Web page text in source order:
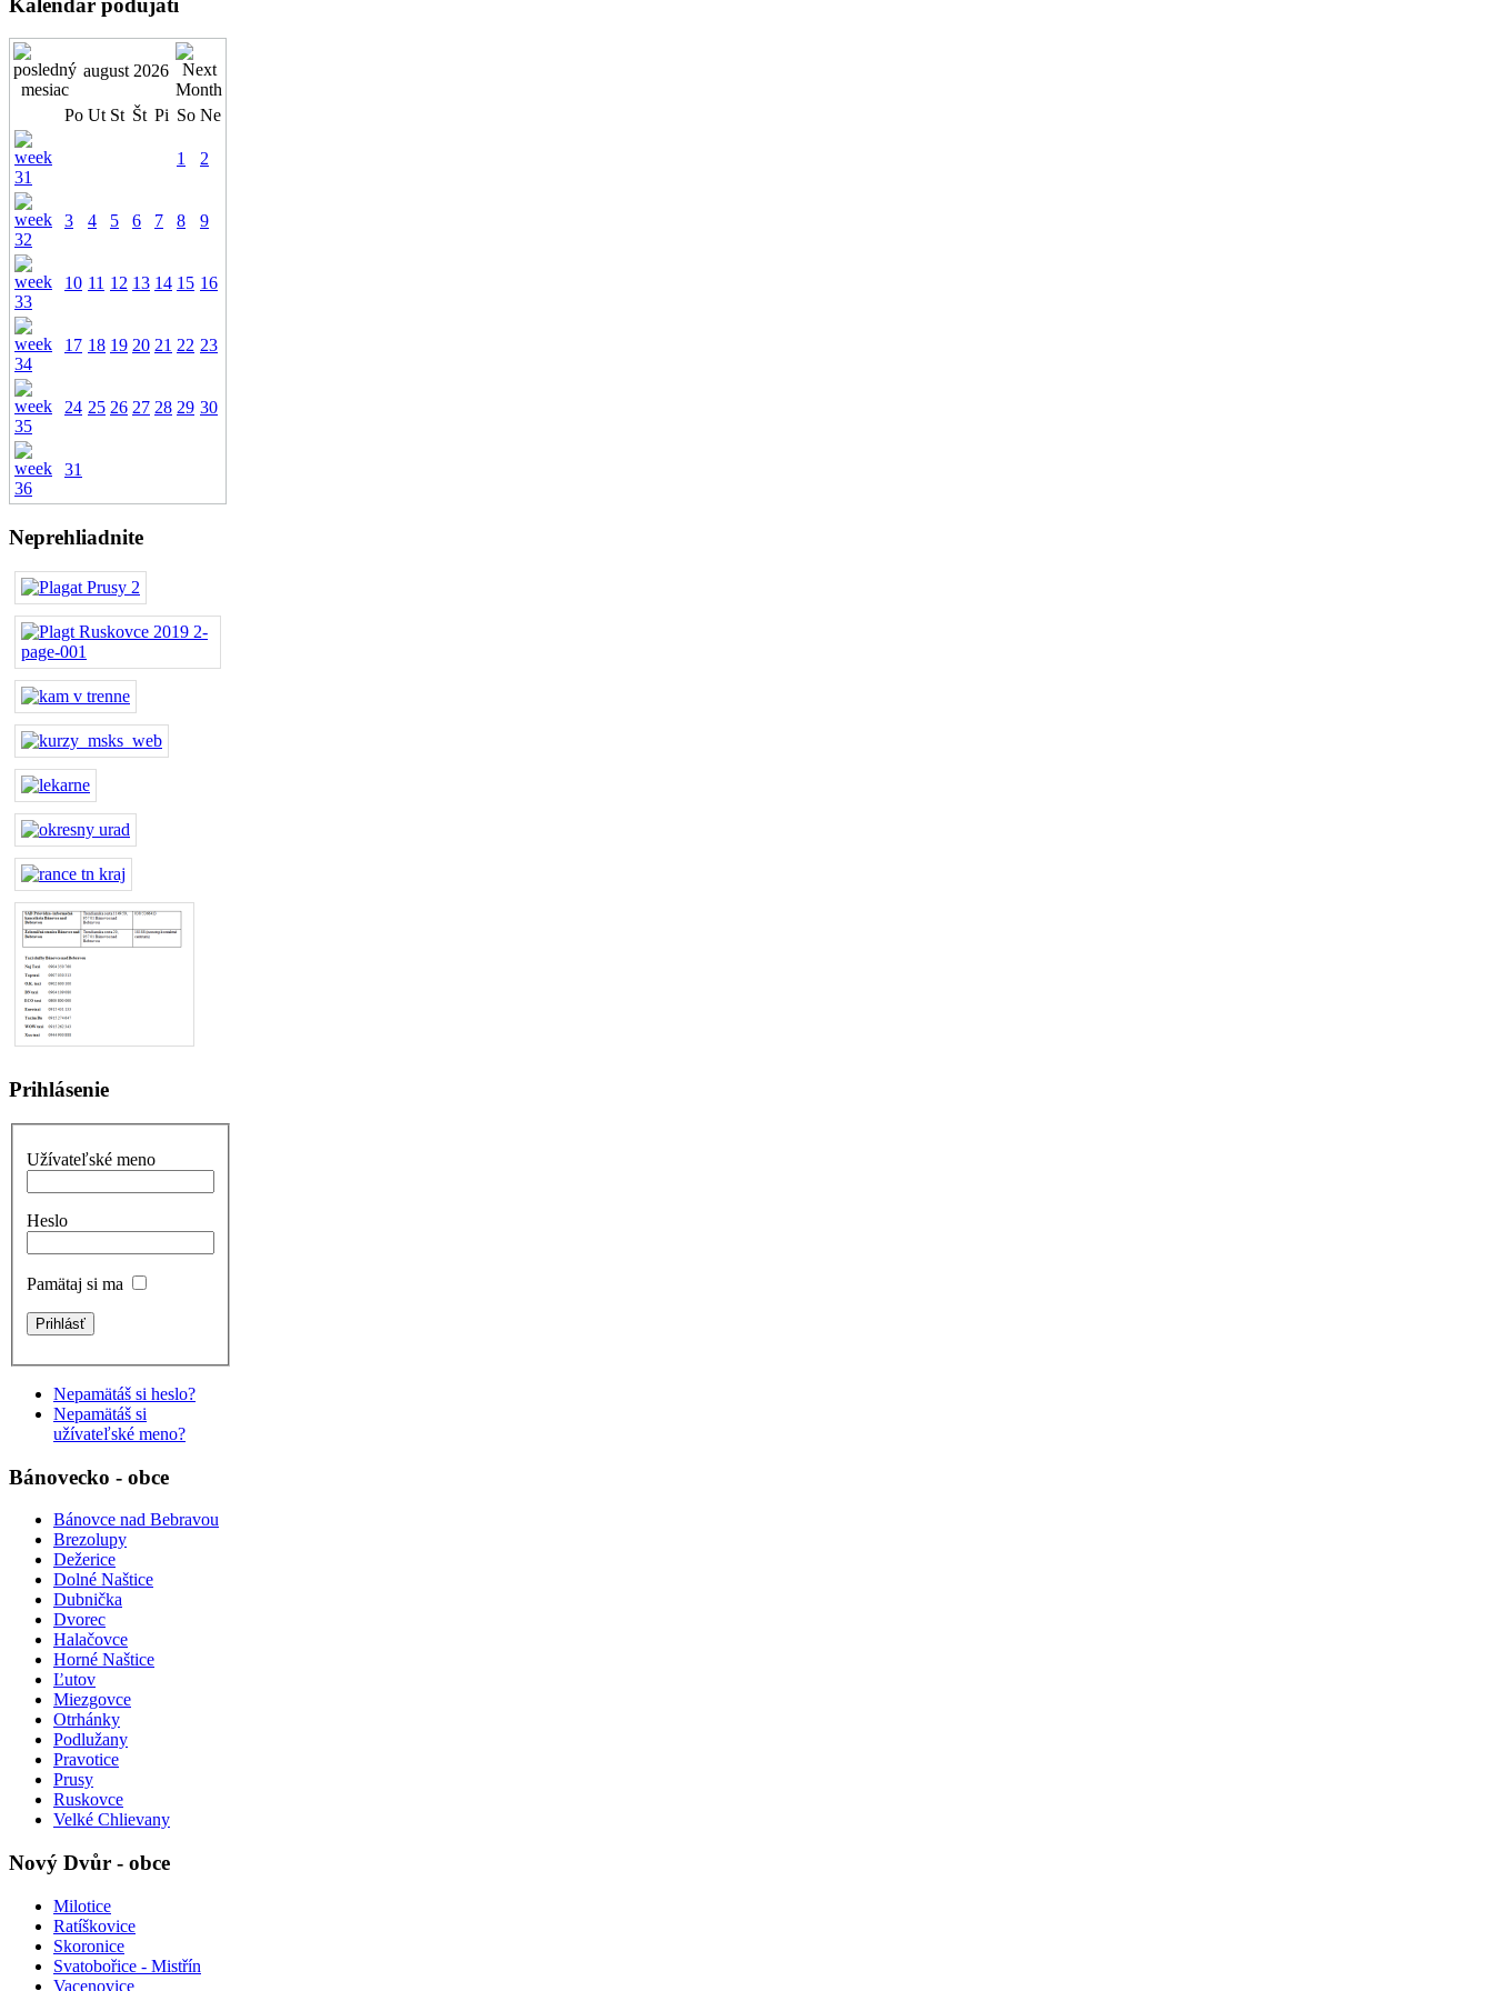
august 2026
Po Ut St Št Pi So Ne
1 2
3 4 5 6 7 8 9
10 11 12 13 14 15 16
17 18 19 20 21 22 23
24 25 26 27 28 29 30
31
Neprehliadnite
Prihlásenie
Užívateľské meno
Heslo
Pamätaj si ma
Nepamätáš si heslo?
Nepamätáš si
užívateľské meno?
Bánovecko - obce
Bánovce nad Bebravou
Brezolupy
Dežerice
Dolné Naštice
Dubnička
Dvorec
Halačovce
Horné Naštice
Ľutov
Miezgovce
Otrhánky
Podlužany
Pravotice
Prusy
Ruskovce
Velké Chlievany
Nový Dvůr - obce
Milotice
Ratíškovice
Skoronice
Svatobořice - Mistřín
Vacenovice